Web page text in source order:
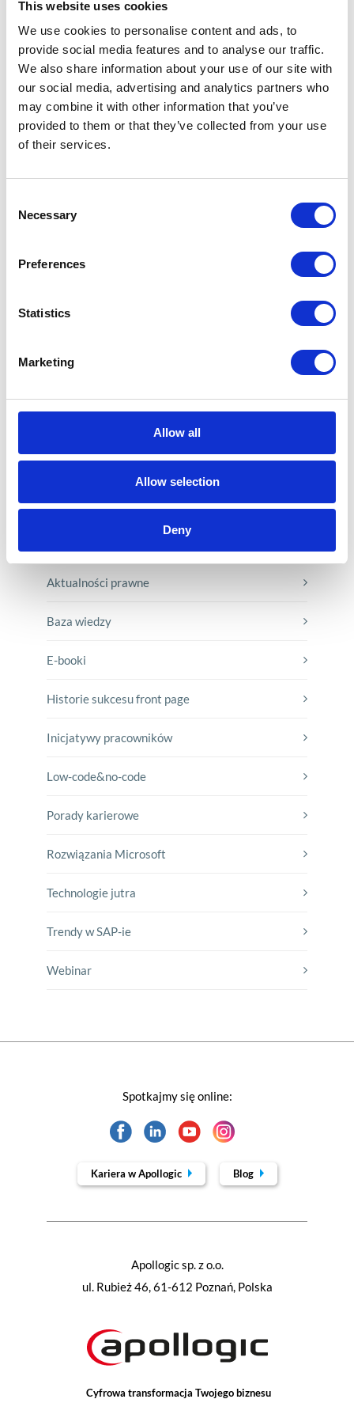
This website uses cookies
We use cookies to personalise content and ads, to
provide social media features and to analyse our traffic.
We also share information about your use of our site with
our social media, advertising and analytics partners who
may combine it with other information that you’ve
provided to them or that they’ve collected from your use
of their services.
Selection
Necessary
Preferences
Statistics
Marketing
Allow all
Allow selection
Deny
W dzisiejszych czasach coraz więcej
przedsiębiorstw decyduje się na
posiadanie sklepów internetowych.
Uruchomienie platformy sprzedażowej
może przynieść firmie wiele korzyści – nie
tylko otwiera nowe możliwości dotarcia z
ofertą do klienta, ale daje również szeroki
światowego giganta z branży IT –
Aktualności prawne
Baza wiedzy
E-booki
Historie sukcesu front page
Inicjatywy pracowników
Low-code&no-code
Porady karierowe
Rozwiązania Microsoft
Technologie jutra
Trendy w SAP-ie
Webinar
Cyfrowa transformacja Twojego biznesu
Apollogic sp. z o.o.
ul. Rubież 46, 61-612 Poznań, Polska
Spotkajmy się online:
Kariera w Apollogic Blog